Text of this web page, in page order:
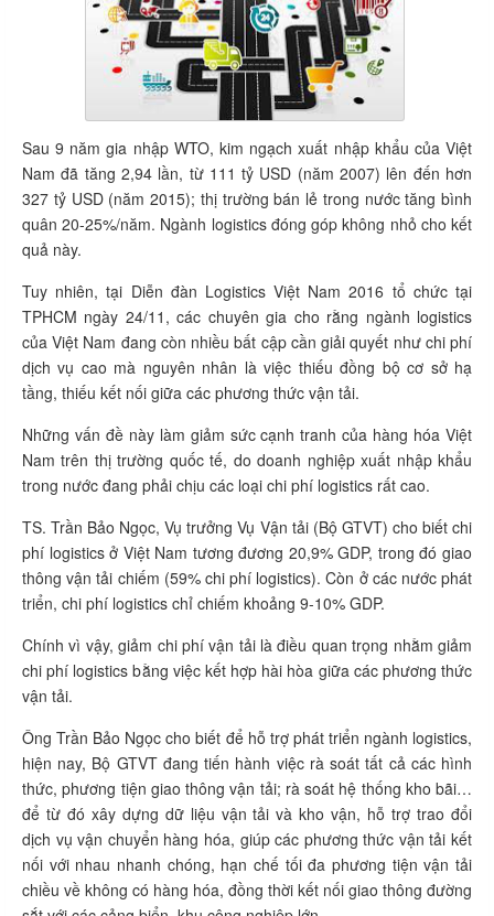
Sau 9 năm gia nhập WTO, kim ngạch xuất nhập khẩu của Việt
Nam đã tăng 2,94 lần, từ 111 tỷ USD (năm 2007) lên đến hơn
327 tỷ USD (năm 2015); thị trường bán lẻ trong nước tăng bình
quân 20-25%/năm. Ngành logistics đóng góp không nhỏ cho kết
quả này.
Tuy nhiên, tại Diễn đàn Logistics Việt Nam 2016 tổ chức tại
TPHCM ngày 24/11, các chuyên gia cho rằng ngành logistics
của Việt Nam đang còn nhiều bất cập cần giải quyết như chi phí
dịch vụ cao mà nguyên nhân là việc thiếu đồng bộ cơ sở hạ
tầng, thiếu kết nối giữa các phương thức vận tải.
Những vấn đề này làm giảm sức cạnh tranh của hàng hóa Việt
Nam trên thị trường quốc tế, do doanh nghiệp xuất nhập khẩu
trong nước đang phải chịu các loại chi phí logistics rất cao.
TS. Trần Bảo Ngọc, Vụ trưởng Vụ Vận tải (Bộ GTVT) cho biết chi
phí logistics ở Việt Nam tương đương 20,9% GDP, trong đó giao
thông vận tải chiếm (59% chi phí logistics). Còn ở các nước phát
triển, chi phí logistics chỉ chiếm khoảng 9-10% GDP.
Chính vì vậy, giảm chi phí vận tải là điều quan trọng nhằm giảm
chi phí logistics bằng việc kết hợp hài hòa giữa các phương thức
vận tải.
Ông Trần Bảo Ngọc cho biết để hỗ trợ phát triển ngành logistics,
hiện nay, Bộ GTVT đang tiến hành việc rà soát tất cả các hình
thức, phương tiện giao thông vận tải; rà soát hệ thống kho bãi…
để từ đó xây dựng dữ liệu vận tải và kho vận, hỗ trợ trao đổi
dịch vụ vận chuyển hàng hóa, giúp các phương thức vận tải kết
nối với nhau nhanh chóng, hạn chế tối đa phương tiện vận tải
chiều về không có hàng hóa, đồng thời kết nối giao thông đường